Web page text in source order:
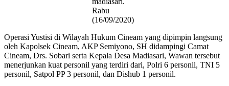
Rabu
(16/09/2020)
Operasi Yustisi di Wilayah Hukum Cineam yang dipimpin langsung
oleh Kapolsek Cineam, AKP Semiyono, SH didampingi Camat
Cineam, Drs. Sobari serta Kepala Desa Madiasari, Wawan tersebut
menerjunkan kuat personil yang terdiri dari, Polri 6 personil, TNI 5
personil, Satpol PP 3 personil, dan Dishub 1 personil.